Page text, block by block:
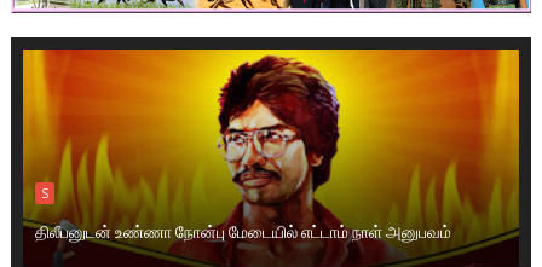
S
திலீபனுடன் உண்ணா நோன்பு மேடையில் எட்டாம் நாள் அனுபவம்